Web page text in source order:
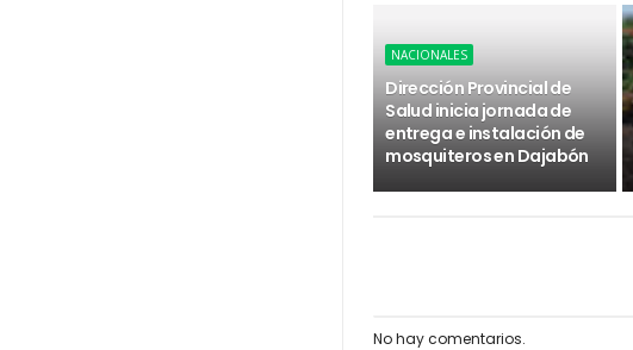
NACIONALES
Dirección Provincial de
Salud inicia jornada de
entrega e instalación de
mosquiteros en Dajabón
No hay comentarios.